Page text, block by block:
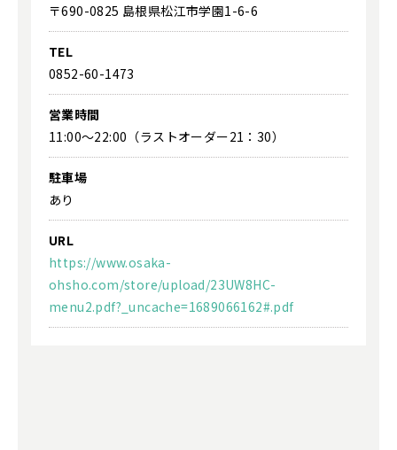
〒690-0825 島根県松江市学園1-6-6
TEL
0852-60-1473
営業時間
11:00～22:00（ラストオーダー21：30）
駐車場
あり
URL
https://www.osaka-
ohsho.com/store/upload/23UW8HC-
menu2.pdf?_uncache=1689066162#.pdf